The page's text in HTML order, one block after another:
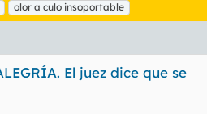
olor a culo insoportable
El juez dice que se